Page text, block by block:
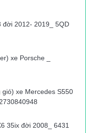
đời 2012- 2019_ 5QD
xe Porsche _
xe Mercedes S550
35ix đời 2008_ 6431